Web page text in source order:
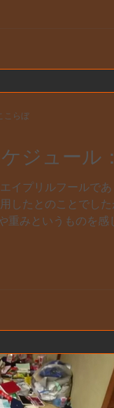
ジュール
イプリルフールで
したとのことでし
重みというものを感
こらぼ